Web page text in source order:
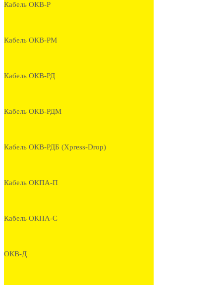
Кабель ОКВ-Р
Кабель ОКВ-РМ
Кабель ОКВ-РД
Кабель ОКВ-РДМ
Кабель ОКВ-РДБ (Xpress-Drop)
Кабель ОКПА-П
Кабель ОКПА-С
ОКВ-Д